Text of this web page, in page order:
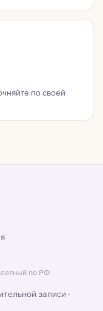
по своей
по РФ
записи ·